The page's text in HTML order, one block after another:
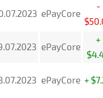
ePayCore
-
ePayCore
+
ePayCore +